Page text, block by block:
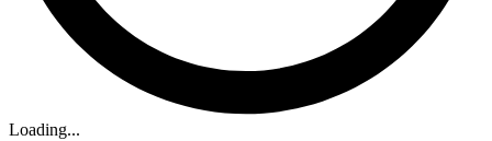
Loading...